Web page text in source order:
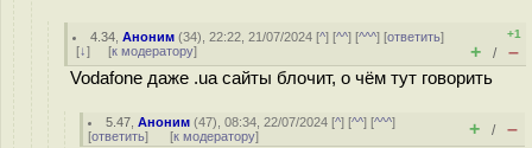
4.34 ,Аноним (34), 22:22, 21/07/2024 [^] [^^] [^^^] [ответить]
[↓] [к модератору]
+1
+ / –
Vodafone даже .ua сайты блочит, о чём тут говорить
5.47 ,Аноним (47), 08:34, 22/07/2024 [^] [^^] [^^^]
[ответить] [к модератору] + / –